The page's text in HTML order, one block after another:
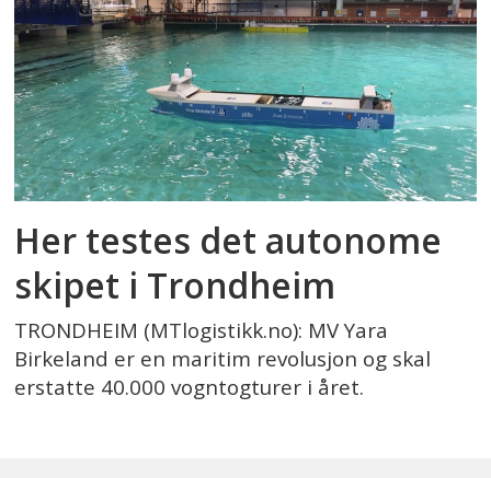
Her testes det autonome
skipet i Trondheim
TRONDHEIM (MTlogistikk.no): MV Yara
Birkeland er en maritim revolusjon og skal
erstatte 40.000 vogntogturer i året.